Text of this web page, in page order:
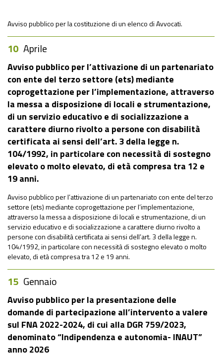
Avviso pubblico per la costituzione di un elenco di Avvocati.
10 Aprile
Avviso pubblico per l’attivazione di un partenariato
con ente del terzo settore (ets) mediante
coprogettazione per l’implementazione, attraverso
la messa a disposizione di locali e strumentazione,
di un servizio educativo e di socializzazione a
carattere diurno rivolto a persone con disabilità
certificata ai sensi dell’art. 3 della legge n.
104/1992, in particolare con necessità di sostegno
elevato o molto elevato, di età compresa tra 12 e
19 anni.
Avviso pubblico per l’attivazione di un partenariato con ente del terzo
settore (ets) mediante coprogettazione per l’implementazione,
attraverso la messa a disposizione di locali e strumentazione, di un
servizio educativo e di socializzazione a carattere diurno rivolto a
persone con disabilità certificata ai sensi dell’art. 3 della legge n.
104/1992, in particolare con necessità di sostegno elevato o molto
elevato, di età compresa tra 12 e 19 anni.
15 Gennaio
Avviso pubblico per la presentazione delle
domande di partecipazione all’intervento a valere
sul FNA 2022-2024, di cui alla DGR 759/2023,
denominato “Indipendenza e autonomia- INAUT”
anno 2026